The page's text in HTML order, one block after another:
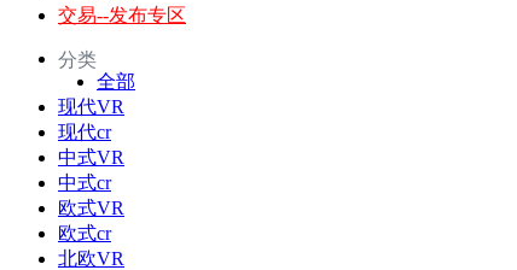
交易--发布专区
分类
全部
现代VR
现代cr
中式VR
中式cr
欧式VR
欧式cr
北欧VR